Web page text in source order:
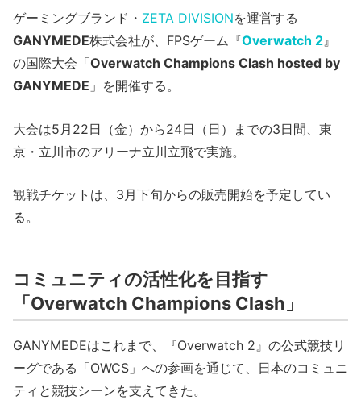
ゲーミングブランド・ ZETA DIVISIONを運営する
GANYMEDE株式会社が、FPSゲーム『Overwatch 2』
の国際大会「Overwatch Champions Clash hosted by
GANYMEDE 」を開催する。
大会は5月22日（金）から24日（日）までの3日間、東
京・立川市のアリーナ立川立飛で実施。
観戦チケットは、3月下旬からの販売開始を予定してい
る。
コミュニティの活性化を目指す
「Overwatch Champions Clash」
GANYMEDEはこれまで、『Overwatch 2』の公式競技リ
ーグである「OWCS」への参画を通じて、日本のコミュニ
ティと競技シーンを支えてきた。